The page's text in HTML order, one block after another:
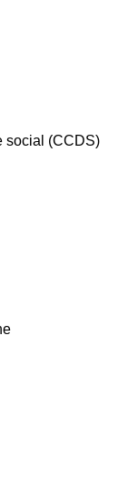
social (CCDS)